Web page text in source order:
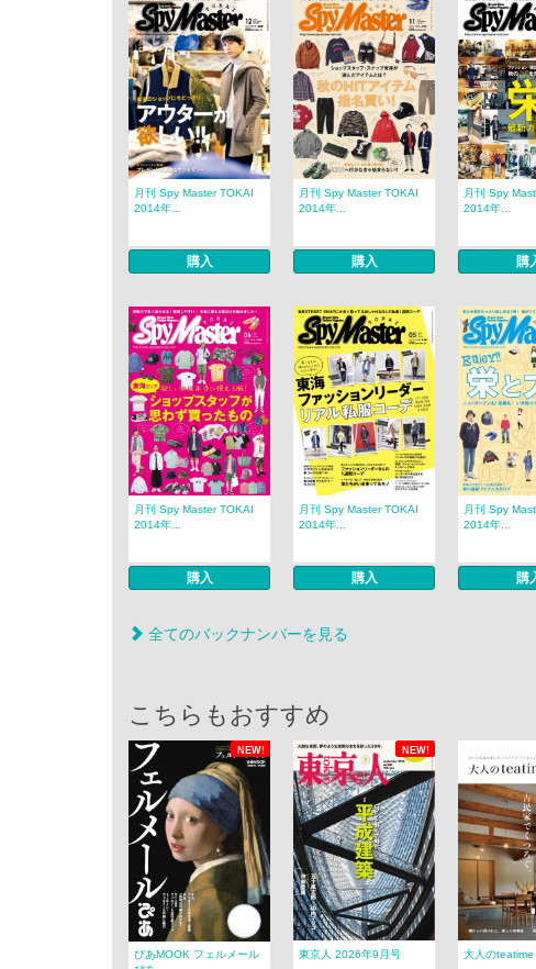
月刊 Spy Master TOKAI
2014年...
購入
月刊 Spy Master TOKAI
2014年...
購入
月刊 Spy
2014年...
購
月刊 Spy Master TOKAI
2014年...
購入
月刊 Spy Master TOKAI
2014年...
購入
月刊 Spy
2014年...
購
全てのバックナンバーを見る
こちらもおすすめ
NEW! NEW!
ぴあMOOK フェルメール
東京人 2026年9月号 大人の